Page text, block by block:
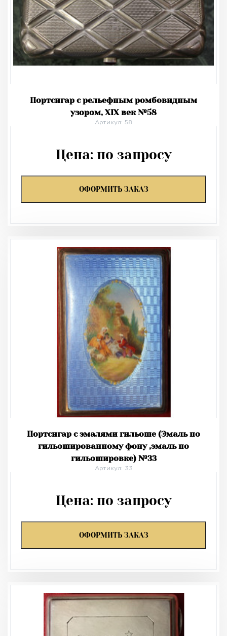
Портсигар с рельефным ромбовидным
узором, XIX век №58
Артикул: 58
Цена: по запросу
ОФОРМИТЬ ЗАКАЗ
Портсигар с эмалями гильоше (Эмаль по
гильошированному фону ,эмаль по
гильошировке) №33
Артикул: 33
Цена: по запросу
ОФОРМИТЬ ЗАКАЗ